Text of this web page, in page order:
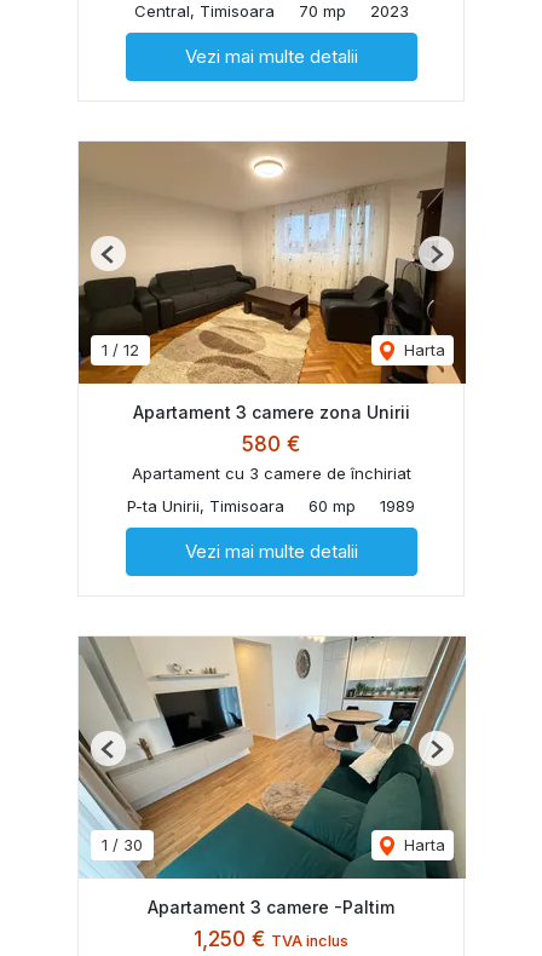
Central, Timisoara
70 mp 2023
Vezi mai multe detalii
1 / 12 Harta
Previous Next
Apartament 3 camere zona Unirii
580 €
Apartament cu 3 camere de închiriat
P-ta Unirii, Timisoara
60 mp 1989
Vezi mai multe detalii
1 / 30 Harta
Previous Next
Apartament 3 camere -Paltim
1,250 € TVA inclus